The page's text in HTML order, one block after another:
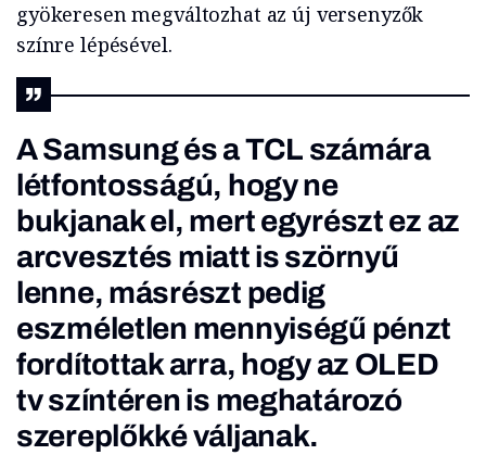
gyökeresen megváltozhat az új versenyzők
színre lépésével.
A Samsung és a TCL számára
létfontosságú, hogy ne
bukjanak el, mert egyrészt ez az
arcvesztés miatt is szörnyű
lenne, másrészt pedig
eszméletlen mennyiségű pénzt
fordítottak arra, hogy az OLED
tv színtéren is meghatározó
szereplőkké váljanak.